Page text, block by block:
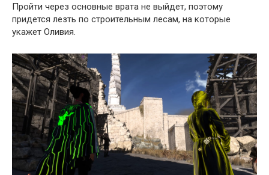
Пройти через основные врата не выйдет, поэтому
придется лезть по строительным лесам, на которые
укажет Оливия.